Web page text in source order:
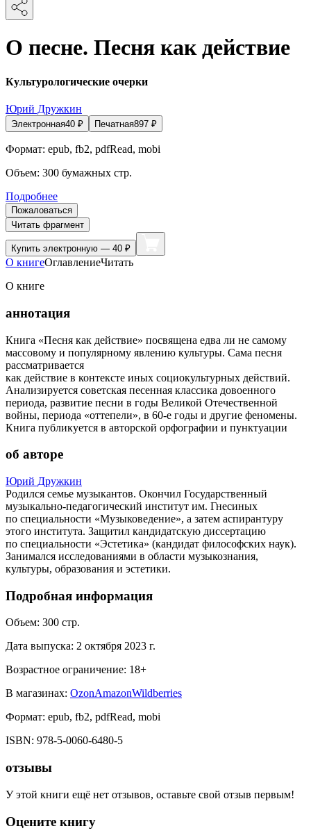
О песне. Песня как действие
Культурологические очерки
Юрий Дружкин
Электронная40 ₽ Печатная897 ₽
Формат: epub, fb2, pdfRead, mobi
Объем: 300 бумажных стр.
Подробнее
Пожаловаться
Читать фрагмент
Купить электронную — 40 ₽
О книгеОглавлениеЧитать
О книге
аннотация
Книга «Песня как действие» посвящена едва ли не самому
массовому и популярному явлению культуры. Сама песня
рассматривается
как действие в контексте иных социокультурных действий.
Анализируется советская песенная классика довоенного
периода, развитие песни в годы Великой Отечественной
войны, периода «оттепели», в 60-е годы и другие феномены.
Книга публикуется в авторской орфографии и пунктуации
об авторе
Юрий Дружкин
Родился семье музыкантов. Окончил Государственный
музыкально-педагогический институт им. Гнесиных
по специальности «Музыковедение», а затем аспирантуру
этого института. Защитил кандидатскую диссертацию
по специальности «Эстетика» (кандидат философских наук).
Занимался исследованиями в области музыкознания,
культуры, образования и эстетики.
Подробная информация
Объем: 300 стр.
Дата выпуска: 2 октября 2023 г.
Возрастное ограничение: 18+
В магазинах: OzonAmazonWildberries
Формат: epub, fb2, pdfRead, mobi
ISBN: 978-5-0060-6480-5
отзывы
У этой книги ещё нет отзывов, оставьте свой отзыв первым!
Оцените книгу